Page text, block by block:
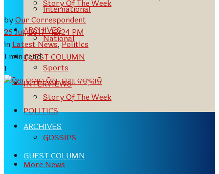
Story Of The Week
ARCHIVES
GUEST COLUMN
INTERVIEWS
POLITICS
GOSSIPS
More News
International
National
Sports
Story Of The Week
ARCHIVES
GUEST COLUMN
byOur Correspondent
25 Jul, 2017- 12:24 PM
in Latest News,Politics
1 min read
1